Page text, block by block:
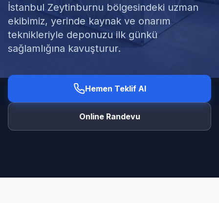
Ücretsiz Keşif Al
İstanbul Zeytinburnu bölgesindeki uzman
ekibimiz, yerinde kaynak ve onarım
teknikleriyle deponuzu ilk günkü
sağlamlığına kavuşturur.
Hemen Teklif Al
Online Randevu